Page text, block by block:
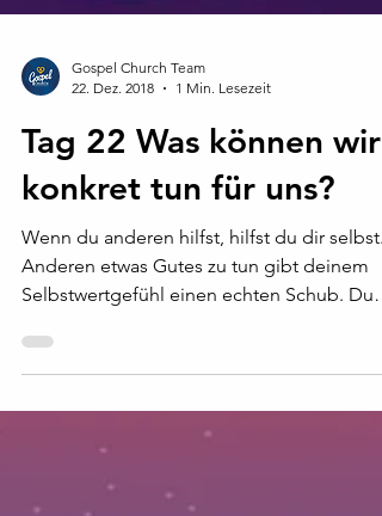
Gospel Church Team
22. Dez. 2018
1 Min. Lesezeit
Tag 22 Was können wir
konkret tun für uns?
Wenn du anderen hilfst, hilfst du dir selbst.
Anderen etwas Gutes zu tun gibt deinem
Selbstwertgefühl einen echten Schub. Du